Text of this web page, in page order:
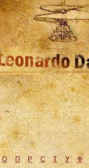
О П Р С Т У Ф